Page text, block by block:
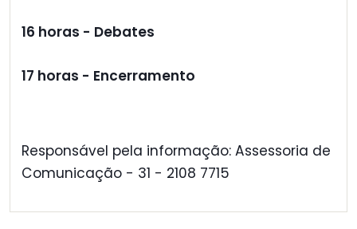
16 horas - Debates
17 horas - Encerramento
Responsável pela informação: Assessoria de
Comunicação - 31 - 2108 7715